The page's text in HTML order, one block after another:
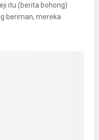
itu (berita bohong)
beriman, mereka